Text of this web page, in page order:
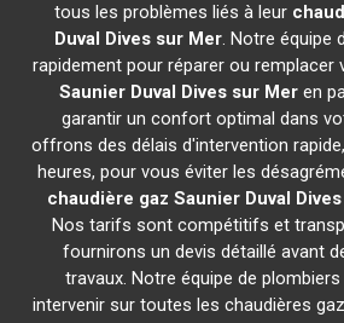
tous les problèmes liés à leur
Duval Dives sur Mer. Notre équipe
rapidement pour réparer ou remplacer
Saunier Duval Dives sur Mer en
garantir un confort optimal dans
offrons des délais d'intervention
heures, pour vous éviter les
chaudière gaz Saunier Duval
Nos tarifs sont compétitifs et
fournirons un devis détaillé avant
travaux. Notre équipe de
intervenir sur toutes les chaudières